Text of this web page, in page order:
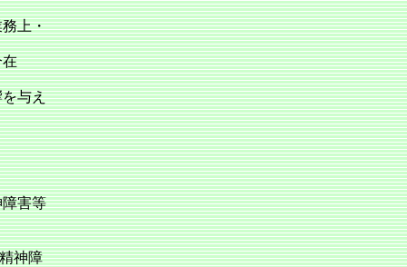
上・
在
与え
害等
神障